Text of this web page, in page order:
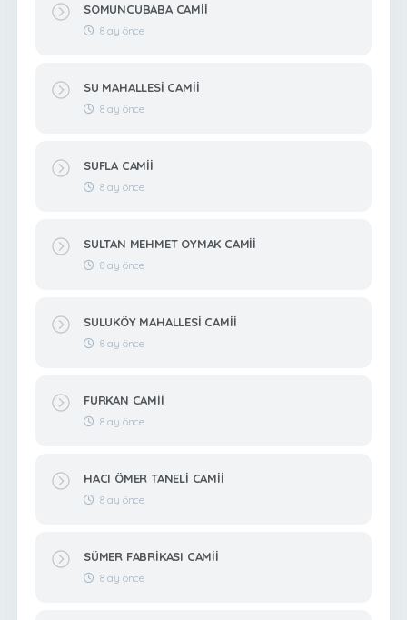
SOMUNCUBABA CAMİİ
8 ay önce
SU MAHALLESİ CAMİİ
8 ay önce
SUFLA CAMİİ
8 ay önce
SULTAN MEHMET OYMAK CAMİİ
8 ay önce
SULUKÖY MAHALLESİ CAMİİ
8 ay önce
FURKAN CAMİİ
8 ay önce
HACI ÖMER TANELİ CAMİİ
8 ay önce
SÜMER FABRİKASI CAMİİ
8 ay önce